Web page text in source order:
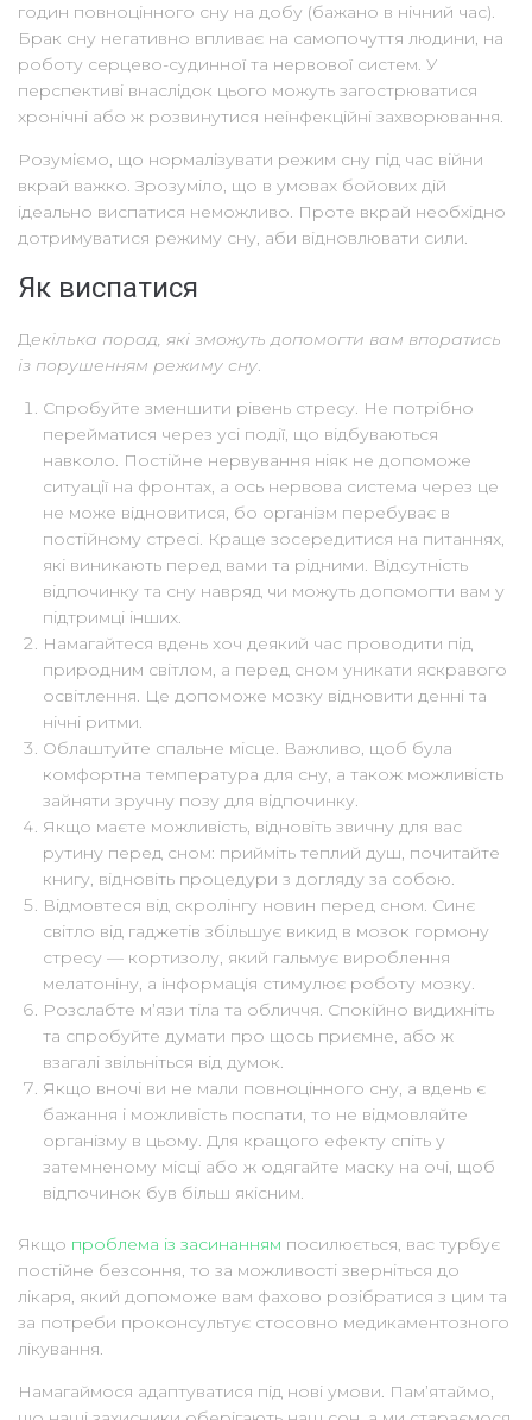
годин повноцінного сну на добу (бажано в нічний час).
Брак сну негативно впливає на самопочуття людини, на
роботу серцево-судинної та нервової систем. У
перспективі внаслідок цього можуть загострюватися
хронічні або ж розвинутися неінфекційні захворювання.
Розуміємо, що нормалізувати режим сну під час війни
вкрай важко. Зрозуміло, що в умовах бойових дій
ідеально виспатися неможливо. Проте вкрай необхідно
дотримуватися режиму сну, аби відновлювати сили.
Як виспатися
Декілька порад, які зможуть допомогти вам впоратись
із порушенням режиму сну.
Спробуйте зменшити рівень стресу. Не потрібно
перейматися через усі події, що відбуваються
навколо. Постійне нервування ніяк не допоможе
ситуації на фронтах, а ось нервова система через це
не може відновитися, бо організм перебуває в
постійному стресі. Краще зосередитися на питаннях,
які виникають перед вами та рідними. Відсутність
відпочинку та сну навряд чи можуть допомогти вам у
підтримці інших.
Намагайтеся вдень хоч деякий час проводити під
природним світлом, а перед сном уникати яскравого
освітлення. Це допоможе мозку відновити денні та
нічні ритми.
Облаштуйте спальне місце. Важливо, щоб була
комфортна температура для сну, а також можливість
зайняти зручну позу для відпочинку.
Якщо маєте можливість, відновіть звичну для вас
рутину перед сном: прийміть теплий душ, почитайте
книгу, відновіть процедури з догляду за собою.
Відмовтеся від скролінгу новин перед сном. Синє
світло від гаджетів збільшує викид в мозок гормону
стресу — кортизолу, який гальмує вироблення
мелатоніну, а інформація стимулює роботу мозку.
Розслабте м’язи тіла та обличчя. Спокійно видихніть
та спробуйте думати про щось приємне, або ж
взагалі звільніться від думок.
Якщо вночі ви не мали повноцінного сну, а вдень є
бажання і можливість поспати, то не відмовляйте
організму в цьому. Для кращого ефекту спіть у
затемненому місці або ж одягайте маску на очі, щоб
відпочинок був більш якісним.
Якщо проблема із засинанням посилюється, вас турбує
постійне безсоння, то за можливості зверніться до
лікаря, який допоможе вам фахово розібратися з цим та
за потреби проконсультує стосовно медикаментозного
лікування.
Намагаймося адаптуватися під нові умови. Пам’ятаймо,